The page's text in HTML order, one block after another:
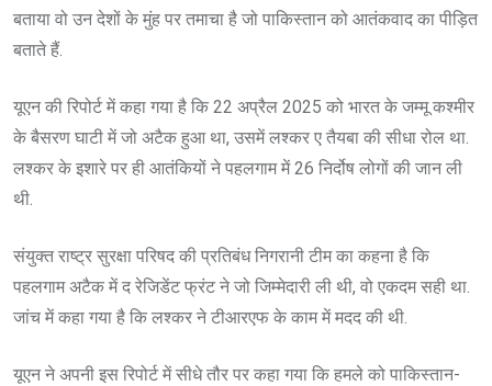
बताया वो उन देशों के मुंह पर तमाचा है जो पाकिस्तान को आतंकवाद का पीड़ित
बताते हैं.
यूएन की रिपोर्ट में कहा गया है कि 22 अप्रैल 2025 को भारत के जम्मू कश्मीर
के बैसरण घाटी में जो अटैक हुआ था, उसमें लश्कर ए तैयबा की सीधा रोल था.
लश्कर के इशारे पर ही आतंकियों ने पहलगाम में 26 निर्दोष लोगों की जान ली
थी.
संयुक्त राष्ट्र सुरक्षा परिषद की प्रतिबंध निगरानी टीम का कहना है कि
पहलगाम अटैक में द रेजिडेंट फ्रंट ने जो जिम्मेदारी ली थी, वो एकदम सही था.
जांच में कहा गया है कि लश्कर ने टीआरएफ के काम में मदद की थी.
यूएन ने अपनी इस रिपोर्ट में सीधे तौर पर कहा गया कि हमले को पाकिस्तान-